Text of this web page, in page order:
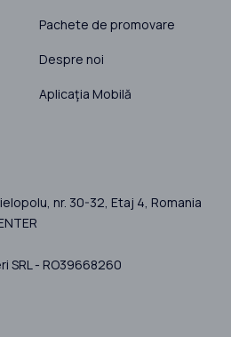
Pachete de promovare
Despre noi
Aplicaţia Mobilă
nr. 30-32, Etaj 4, Romania
SRL - RO39668260